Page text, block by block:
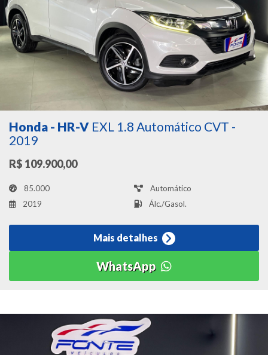
Honda - HR-V EXL 1.8 Automático CVT -
2019
R$ 109.900,00
85.000
Automático
2019
Álc./Gasol.
Mais detalhes
WhatsApp